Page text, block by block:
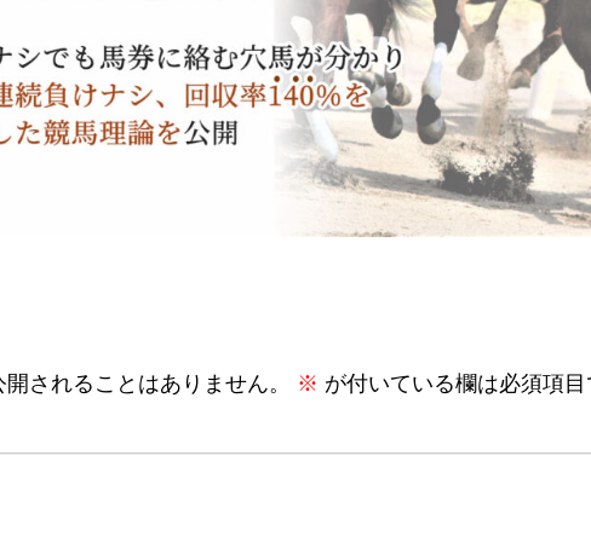
されることはありません。 ※ が付いている欄は必須項